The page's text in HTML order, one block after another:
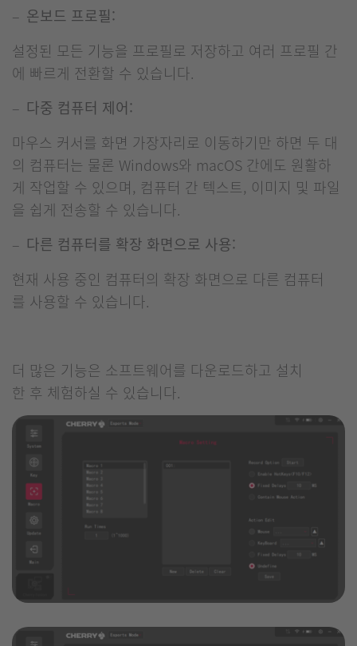
온보드 프로필:
설정된 모든 기능을 프로필로 저장하고 여러 프로필 간
에 빠르게 전환할 수 있습니다.
다중 컴퓨터 제어:
마우스 커서를 화면 가장자리로 이동하기만 하면 두 대
의 컴퓨터는 물론 Windows와 macOS 간에도 원활하
게 작업할 수 있으며, 컴퓨터 간 텍스트, 이미지 및 파일
을 쉽게 전송할 수 있습니다.
다른 컴퓨터를 확장 화면으로 사용:
현재 사용 중인 컴퓨터의 확장 화면으로 다른 컴퓨터
를 사용할 수 있습니다.
더 많은 기능은 소프트웨어를 다운로드하고 설치
한 후 체험하실 수 있습니다.